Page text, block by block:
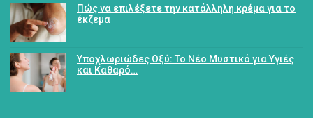
Πώς να επιλέξετε την κατάλληλη κρέμα για το
έκζεμα
Υποχλωριώδες Οξύ: Το Νέο Μυστικό για Υγιές
και Καθαρό…